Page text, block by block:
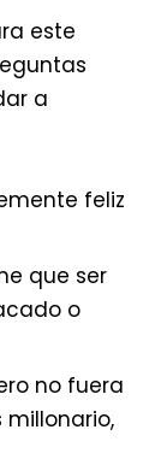
este
a
feliz
que ser
o
no fuera
millonario,